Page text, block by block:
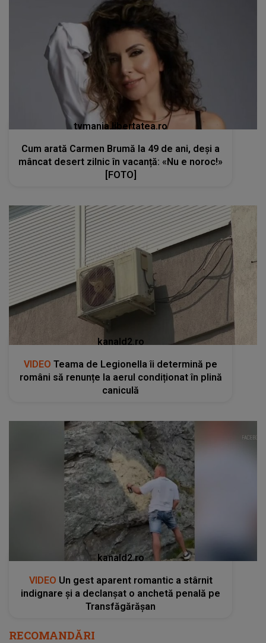
tvmania.libertatea.ro
Cum arată Carmen Brumă la 49 de ani, deși a
mâncat desert zilnic în vacanță: «Nu e noroc!»
[FOTO]
kanald2.ro
VIDEO Teama de Legionella îi determină pe
români să renunțe la aerul condiționat în plină
caniculă
kanald2.ro
VIDEO Un gest aparent romantic a stârnit
indignare și a declanșat o anchetă penală pe
Transfăgărășan
RECOMANDĂRI